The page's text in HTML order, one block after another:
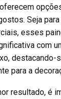
Seja
esses
com
destacando-
para a
resultado, é